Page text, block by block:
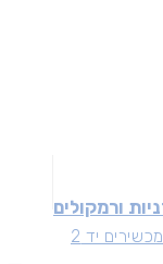
ורמקולים
מכשירים יד 2